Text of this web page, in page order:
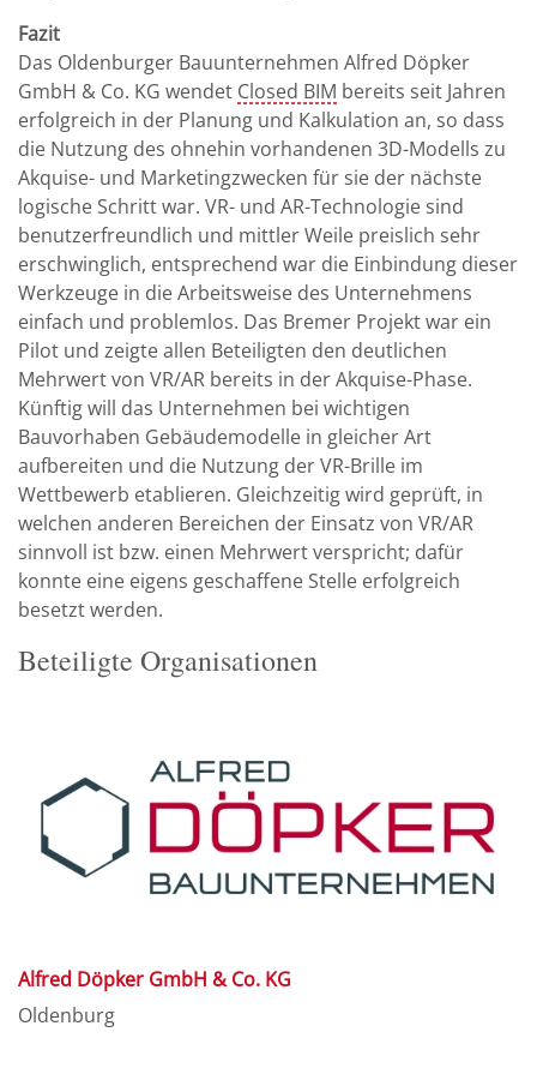
Fazit
Das Oldenburger Bauunternehmen Alfred Döpker
GmbH & Co. KG wendet Closed BIM bereits seit Jahren
erfolgreich in der Planung und Kalkulation an, so dass
die Nutzung des ohnehin vorhandenen 3D-Modells zu
Akquise- und Marketingzwecken für sie der nächste
logische Schritt war. VR- und AR-Technologie sind
benutzerfreundlich und mittler Weile preislich sehr
erschwinglich, entsprechend war die Einbindung dieser
Werkzeuge in die Arbeitsweise des Unternehmens
einfach und problemlos. Das Bremer Projekt war ein
Pilot und zeigte allen Beteiligten den deutlichen
Mehrwert von VR/AR bereits in der Akquise-Phase.
Künftig will das Unternehmen bei wichtigen
Bauvorhaben Gebäudemodelle in gleicher Art
aufbereiten und die Nutzung der VR-Brille im
Wettbewerb etablieren. Gleichzeitig wird geprüft, in
welchen anderen Bereichen der Einsatz von VR/AR
sinnvoll ist bzw. einen Mehrwert verspricht; dafür
konnte eine eigens geschaffene Stelle erfolgreich
besetzt werden.
Beteiligte Organisationen
Alfred Döpker GmbH & Co. KG
Oldenburg